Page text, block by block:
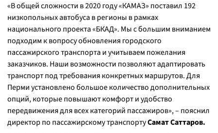
«В общей сложности в 2020 году «КАМАЗ» поставил 192
низкопольных автобуса в регионы в рамках
национального проекта «БКАД». Мы с большим вниманием
подходим к вопросу обновления городского
пассажирского транспорта и учитываем пожелания
заказчиков. Наши возможности позволяют адаптировать
транспорт под требования конкретных маршрутов. Для
Перми установлено большое количество дополнительных
опций, которые повышают комфорт и удобство
передвижения для всех категорий пассажиров», – пояснил
директор по пассажирскому транспортуСамат Саттаров.